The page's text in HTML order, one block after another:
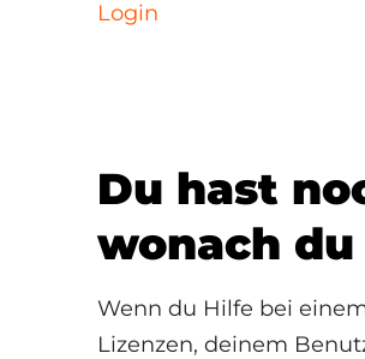
Login
Du hast
wonach
Wenn du Hilfe bei
Lizenzen, deinem